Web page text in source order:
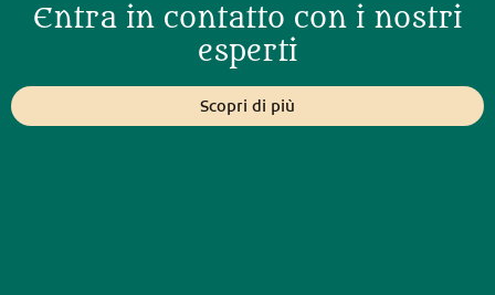
Entra in contatto con i nostri
esperti
Scopri di più